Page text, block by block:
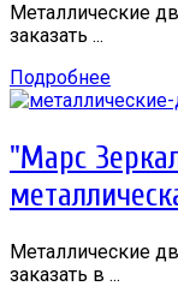
Металлические
заказать ...
Подробнее
"Марс
Металлические
заказать в ...